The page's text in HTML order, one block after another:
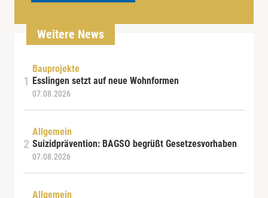
Weitere News
Bauprojekte
Esslingen setzt auf neue Wohnformen
07.08.2026
Allgemein
Suizidprävention: BAGSO begrüßt Gesetzesvorhaben
07.08.2026
Allgemein